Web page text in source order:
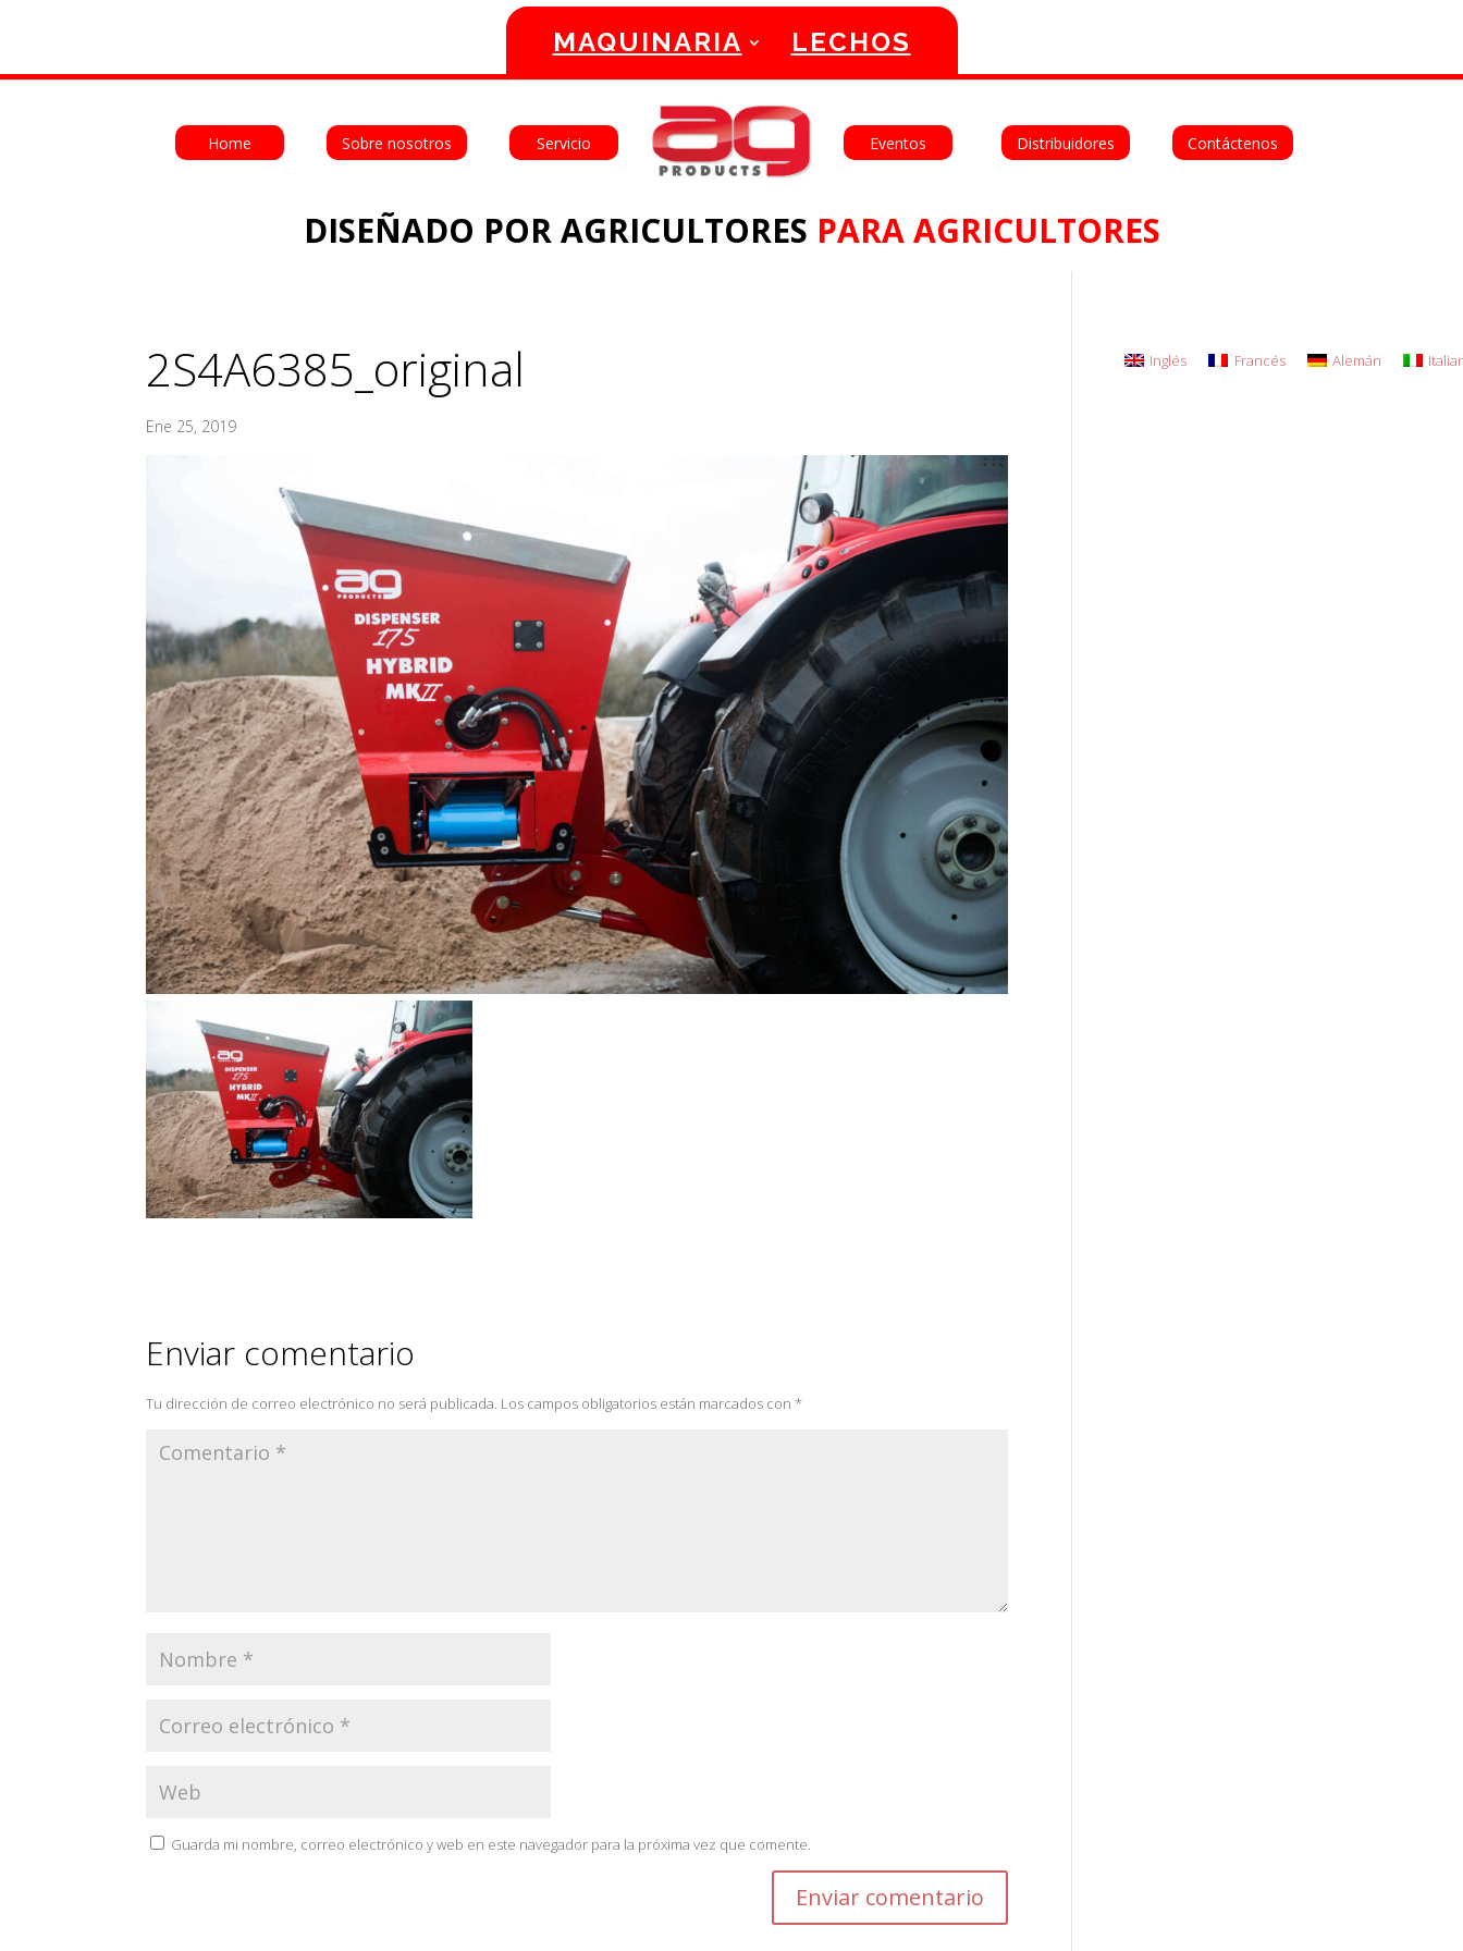
English
Home Sobre nosotros Servicio Eventos Distribuidores Contáctenos
DISEÑADO POR AGRICULTORES PARA AGRICULTORES
MAQUINARIA LECHOS
2S4A6385_original
Ene 25, 2019
Enviar comentario
Tu dirección de correo electrónico no será publicada. Los campos obligatorios están marcados con*
Guarda mi nombre, correo electrónico y web en este navegador para la próxima vez que comente.
Inglés Francés Alemán